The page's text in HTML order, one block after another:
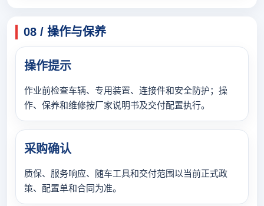
08 / 操作与保养
操作提示
作业前检查车辆、专用装置、连接件和安全防护；操
作、保养和维修按厂家说明书及交付配置执行。
采购确认
质保、服务响应、随车工具和交付范围以当前正式政
策、配置单和合同为准。